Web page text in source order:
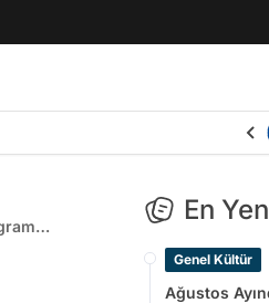
En
Genel Kültür
Ağustos